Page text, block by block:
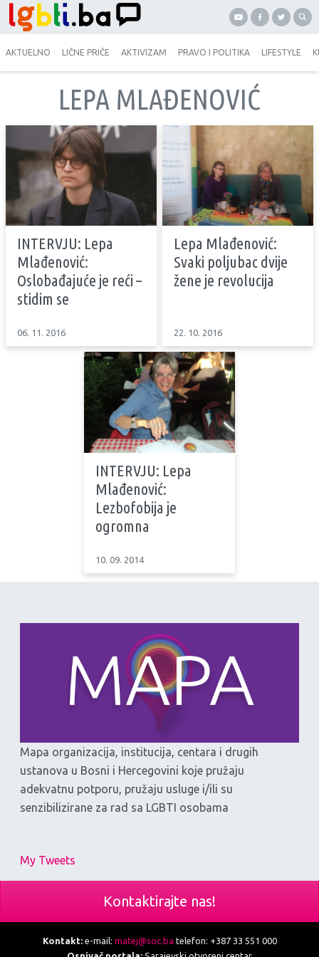
AKTUELNO LIČNE PRIČE AKTIVIZAM PRAVO I POLITIKA LIFESTYLE
LEPA MLAĐENOVIĆ
INTERVJU: Lepa
Mlađenović:
Oslobađajuće je reći –
stidim se
06. 11. 2016
Lepa Mlađenović:
Svaki poljubac dvije
žene je revolucija
22. 10. 2016
INTERVJU: Lepa
Mlađenović:
Lezbofobija je
ogromna
10. 09. 2014
Mapa organizacija, institucija, centara i drugih
ustanova u Bosni i Hercegovini koje pružaju
adekvatnu potporu, pružaju usluge i/ili su
senzibilizirane za rad sa LGBTI osobama
My Tweets
Kontaktirajte nas!
Kontakt:e-mail: matej@soc.ba telefon: +387 33 551 000